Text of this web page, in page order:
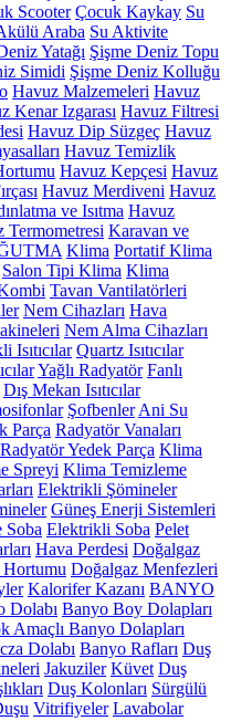
Scooter Çocuk Kaykay Su
Araba Su Aktivite
Yatağı Şişme Deniz Topu
Simidi Şişme Deniz Kolluğu
Havuz Malzemeleri Havuz
Kenar Izgarası Havuz Filtresi
Havuz Dip Süzgeç Havuz
Havuz Temizlik
Havuz Kepçesi Havuz
Havuz Merdiveni Havuz
ve Isıtma Havuz
Termometresi Karavan ve
Klima Portatif Klima
Salon Tipi Klima Klima
Tavan Vantilatörleri
Nem Cihazları Hava
Nem Alma Cihazları
Isıtıcılar Quartz Isıtıcılar
Yağlı Radyatör Fanlı
Dış Mekan Isıtıcılar
Şofbenler Ani Su
Parça Radyatör Vanaları
Radyatör Yedek Parça Klima
Spreyi Klima Temizleme
Elektrikli Şömineler
Güneş Enerji Sistemleri
Soba Elektrikli Soba Pelet
Hava Perdesi Doğalgaz
Doğalgaz Menfezleri
Kalorifer Kazanı BANYO
Dolabı Banyo Boy Dolapları
Amaçlı Banyo Dolapları
Dolabı Banyo Rafları Duş
Jakuziler Küvet Duş
Duş Kolonları Sürgülü
Vitrifiyeler Lavabolar